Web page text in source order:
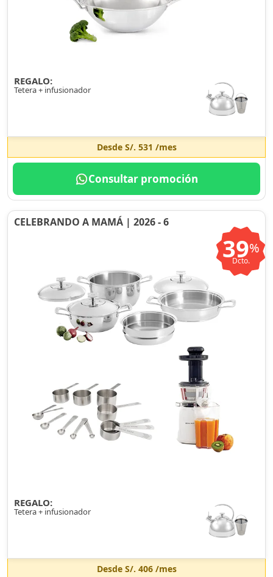
REGALO:
Tetera + infusionador
Desde S/. 531 /mes
Consultar promoción
CELEBRANDO A MAMÁ | 2026 - 6
39%
Dcto.
REGALO:
Tetera + infusionador
Desde S/. 406/mes